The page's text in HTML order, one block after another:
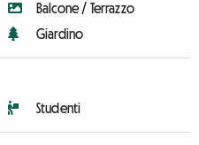
Balcone / Terrazzo
Giardino
Studenti